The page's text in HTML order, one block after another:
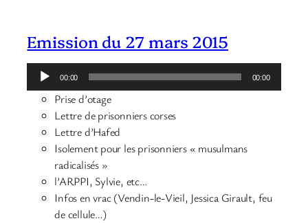
Emission du 27 mars 2015
Lecteur
audio
00:00 00:00
Prise d’otage
Lettre de prisonniers corses
Lettre d’Hafed
Isolement pour les prisonniers « musulmans
radicalisés »
l’ARPPI, Sylvie, etc…
Infos en vrac (Vendin-le-Vieil, Jessica Girault, feu
de cellule…)